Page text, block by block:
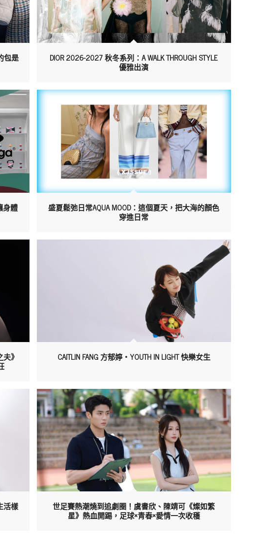
DIOR 2026-2027 秋冬系列：A WALK THROUGH STYLE
優雅出演
身體 盛夏鬆弛日常AQUA MOOD：這個夏天，把大海的顏色
穿進日常
》 CAITLIN FANG 方郁婷・YOUTH IN LIGHT 快樂女生
活樣 世足賽熱潮燒到追劇圈！虞書欣、陳靖可《燦如繁
星》熱血開踢，足球×青春×愛情一次收穫